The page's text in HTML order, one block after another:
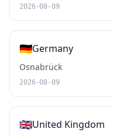
2026-08-09
🇩🇪Germany
Osnabrück
2026-08-09
🇬🇧United Kingdom